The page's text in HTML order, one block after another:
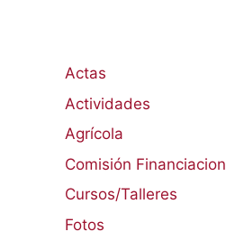
Actas
Actividades
Agrícola
Comisión Financiacion
Cursos/Talleres
Fotos